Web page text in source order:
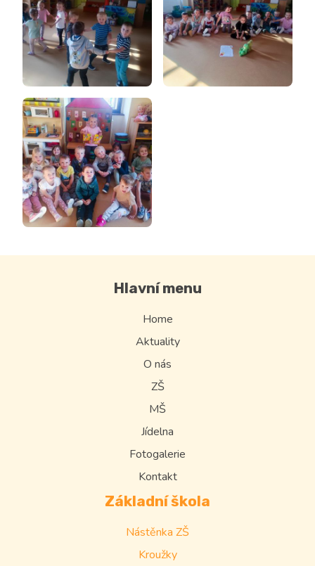
Hlavní menu
Home
Aktuality
O nás
ZŠ
MŠ
Jídelna
Fotogalerie
Kontakt
Základní škola
Nástěnka ZŠ
Kroužky